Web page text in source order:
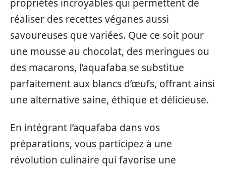
propriétés incroyables qui permettent de
réaliser des recettes véganes aussi
savoureuses que variées. Que ce soit pour
une mousse au chocolat, des meringues ou
des macarons, l’aquafaba se substitue
parfaitement aux blancs d’œufs, offrant ainsi
une alternative saine, éthique et délicieuse.
En intégrant l’aquafaba dans vos
préparations, vous participez à une
révolution culinaire qui favorise une